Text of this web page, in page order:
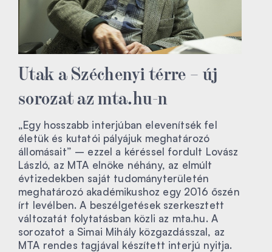
Utak a Széchenyi térre – új
sorozat az mta.hu-n
„Egy hosszabb interjúban elevenítsék fel
életük és kutatói pályájuk meghatározó
állomásait” – ezzel a kéréssel fordult Lovász
László, az MTA elnöke néhány, az elmúlt
évtizedekben saját tudományterületén
meghatározó akadémikushoz egy 2016 őszén
írt levélben. A beszélgetések szerkesztett
változatát folytatásban közli az mta.hu. A
sorozatot a Simai Mihály közgazdásszal, az
MTA rendes tagjával készített interjú nyitja.